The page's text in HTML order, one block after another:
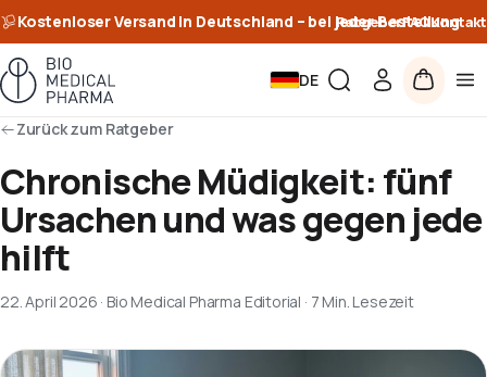
Kostenloser Versand in Deutschland – bei jeder Bestellung
RatgeberFAQKontakt
DE
Zurück zum Ratgeber
Chronische Müdigkeit: fünf
Ursachen und was gegen jede
hilft
22. April 2026 · Bio Medical Pharma Editorial · 7 Min. Lesezeit